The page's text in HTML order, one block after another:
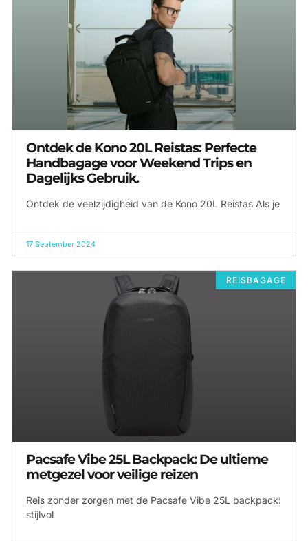
Ontdek de Kono 20L Reistas: Perfecte
Handbagage voor Weekend Trips en
Dagelijks Gebruik.
Ontdek de veelzijdigheid van de Kono 20L Reistas Als je
17 September 2024
REISBAGAGE
Pacsafe Vibe 25L Backpack: De ultieme
metgezel voor veilige reizen
Reis zonder zorgen met de Pacsafe Vibe 25L backpack:
stijlvol